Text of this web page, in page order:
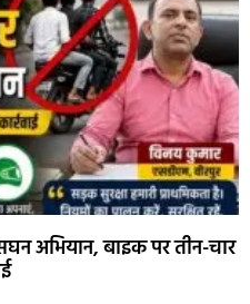
अभियान, बाइक पर तीन-चार